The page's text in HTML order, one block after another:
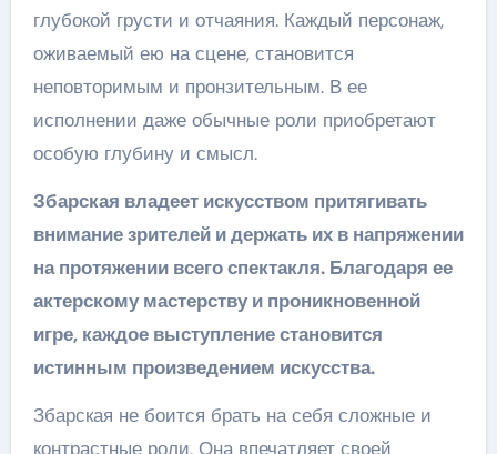
глубокой грусти и отчаяния. Каждый персонаж,
оживаемый ею на сцене, становится
неповторимым и пронзительным. В ее
исполнении даже обычные роли приобретают
особую глубину и смысл.
Збарская владеет искусством притягивать
внимание зрителей и держать их в напряжении
на протяжении всего спектакля. Благодаря ее
актерскому мастерству и проникновенной
игре, каждое выступление становится
истинным произведением искусства.
Збарская не боится брать на себя сложные и
контрастные роли. Она впечатляет своей